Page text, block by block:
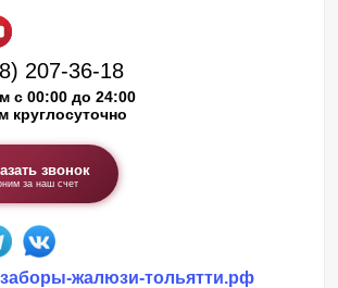
207-36-18
с 00:00 до 24:00
круглосуточно
звонок
за наш счет
жалюзи-тольятти.рф